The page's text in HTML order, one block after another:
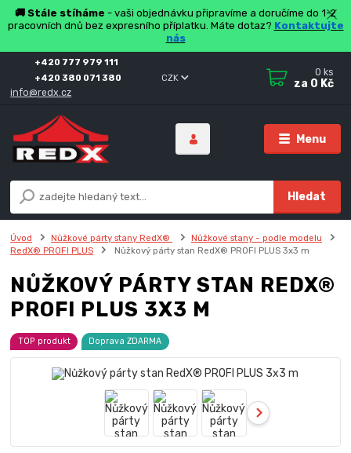
🚚 Stále stíháme - vaši objednávku připravíme a doručíme do 1-2
pracovních dnů bez expresního příplatku. Máte dotaz? Kontaktujte
nás
Menu
CZK
Hledat
+420 777 979 111
+420 380 071 380
info@redx.cz
0 ks
za 0 Kč
Úvod Nůžkové párty stany RedX®
Nůžkové stany - podle modelu
RedX® PROFI PLUS
Nůžkový párty stan RedX® PROFI PLUS 3x3 m
NŮŽKOVÝ PÁRTY STAN REDX®
PROFI PLUS 3X3 M
TOP produkt Doprava ZDARMA